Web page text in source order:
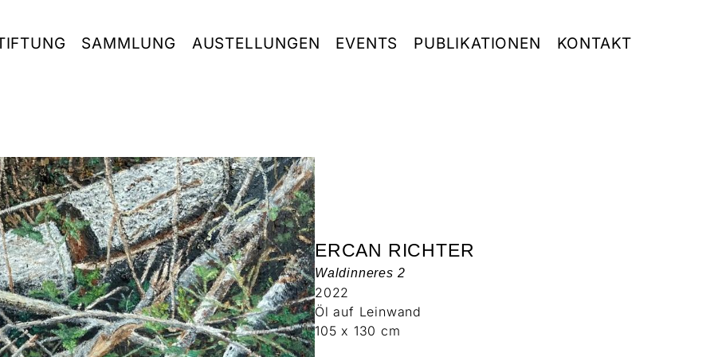
SAMMLUNG AUSTELLUNGEN EVENTS PUBLIKATIONEN KONTAKT
ERCAN RICHTER
Waldinneres 2
2022
Öl auf Leinwand
105 x 130 cm